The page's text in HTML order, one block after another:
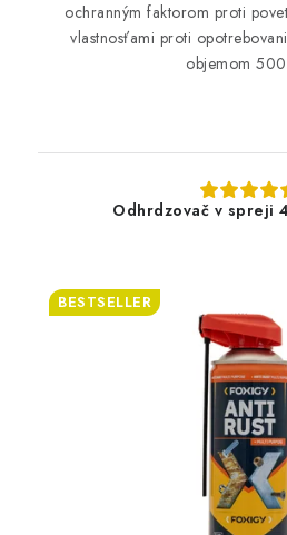
ochranným faktorom proti
vlastnosťami proti
objemom
Odhrdzovač v spreji
BESTSELLER